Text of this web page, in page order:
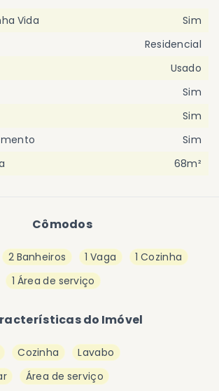
Cômodos
2 Banheiros 1 Vaga
1 Cozinha
1 Área de serviço
do Imóvel
Cozinha
Lavabo
Área de serviço
Vida
Sim
Residencial
Usado
Sim
Sim
Sim
68m²